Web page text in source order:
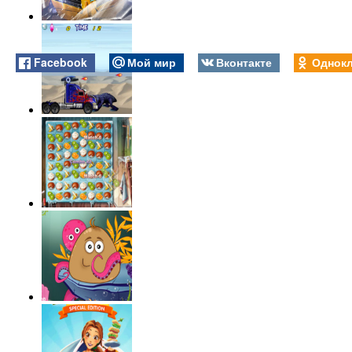
Facebook Мой мир Вконтакте